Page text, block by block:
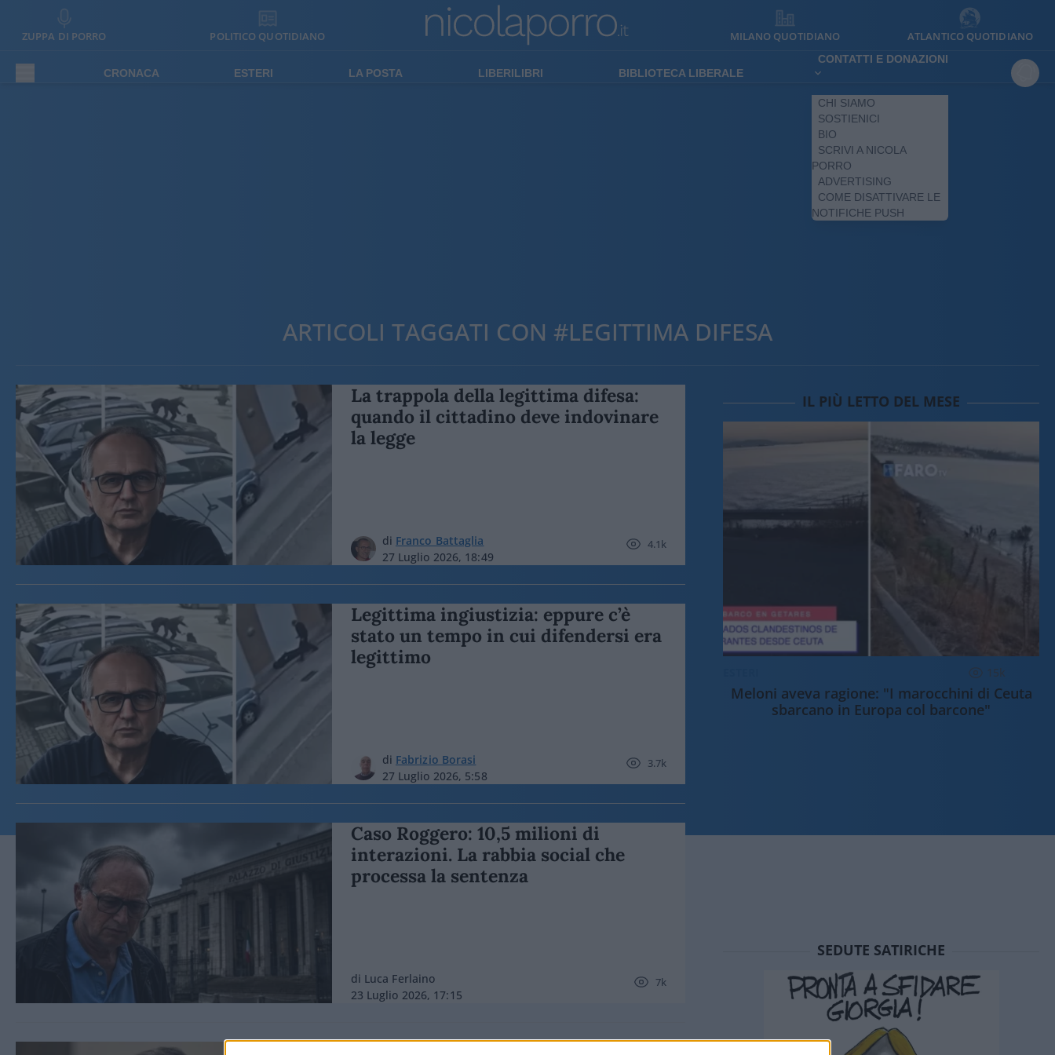
ZUPPA DI PORRO POLITICO QUOTIDIANO MILANO QUOTIDIANO ATLANTICO QUOTIDIANO
CRONACA ESTERI LA POSTA LIBERILIBRI BIBLIOTECA LIBERALE
CONTATTI E DONAZIONI
CHI SIAMO
SOSTIENICI
BIO
SCRIVI A NICOLA
PORRO
ADVERTISING
COME DISATTIVARE LE
NOTIFICHE PUSH
ARTICOLI TAGGATI CON #LEGITTIMA DIFESA
La trappola della legittima difesa:
quando il cittadino deve indovinare
la legge
di Franco Battaglia
27 Luglio 2026, 18:49
4.1k
Legittima ingiustizia: eppure c’è
stato un tempo in cui difendersi era
legittimo
di Fabrizio Borasi
27 Luglio 2026, 5:58
3.7k
Caso Roggero: 10,5 milioni di
interazioni. La rabbia social che
processa la sentenza
di Luca Ferlaino
23 Luglio 2026, 17:15
7k
IL PIÙ LETTO DEL MESE
15k
Meloni aveva ragione: "I marocchini di Ceuta
sbarcano in Europa col barcone"
SEDUTE SATIRICHE